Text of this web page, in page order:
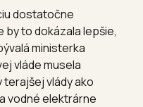
dostatočne
by to dokázala lepšie,
ministerka
vláde musela
vlády ako
vodné elektrárne